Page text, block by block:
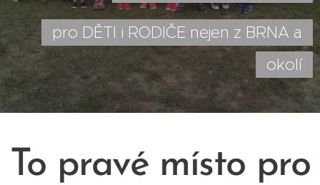
pro DĚTI i RODIČE nejen z BRNA a
okolí
To pravé místo pro